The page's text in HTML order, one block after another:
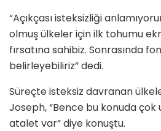
“Açıkçası isteksizliği
olmuş ülkeler için ilk tohumu
fırsatına sahibiz. Sonrasında
belirleyebiliriz” dedi.
Süreçte isteksiz davranan
Joseph, “Bence bu konuda
atalet var” diye konuştu.